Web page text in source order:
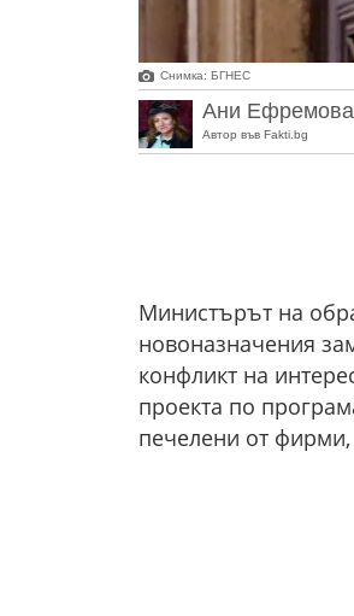
Снимка: БГНЕС
Ани Ефремова
Автор във Fakti.bg
Министърът на
новоназначения
конфликт на
проекта по
печелени от